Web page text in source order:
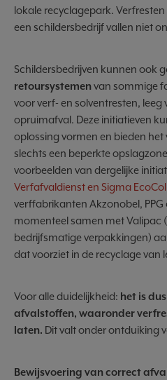
lokale recyclagepark.
een schildersbedrijf vallen niet
Schildersbedrijven kunnen ook
retoursystemenvan sommige
voor verf- en solventresten,
opruimafval. Deze initiatieven
oplossing vormen en bieden het
slechts een beperkte
voorbeelden van dergelijke
Verfafvaldienst en Sigma
verffabrikanten Akzonobel, PPG
momenteel samen met Valipac
bedrijfsmatige verpakkingen)
dat voorziet in de recyclage van
Voor alle duidelijkheid: het is
afvalstoffen, waaronder
laten. Dit valt onder ontduiking
Bewijsvoering van correct